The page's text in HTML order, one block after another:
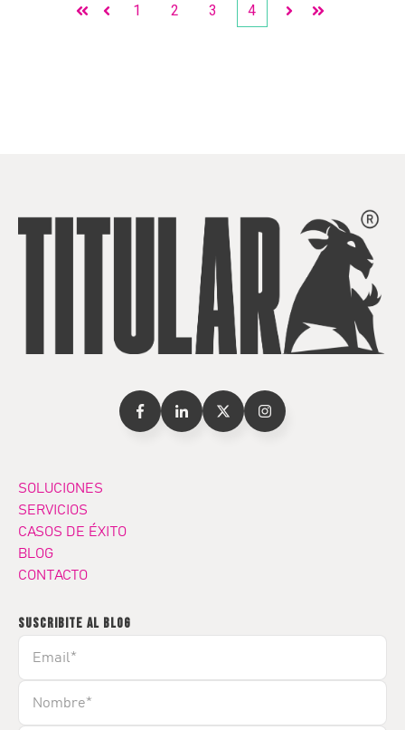
PrimeraAnterior
1 2 3 4
Siguiente
Última
SOLUCIONES
SERVICIOS
CASOS DE ÉXITO
BLOG
CONTACTO
SUSCRIBITE AL BLOG